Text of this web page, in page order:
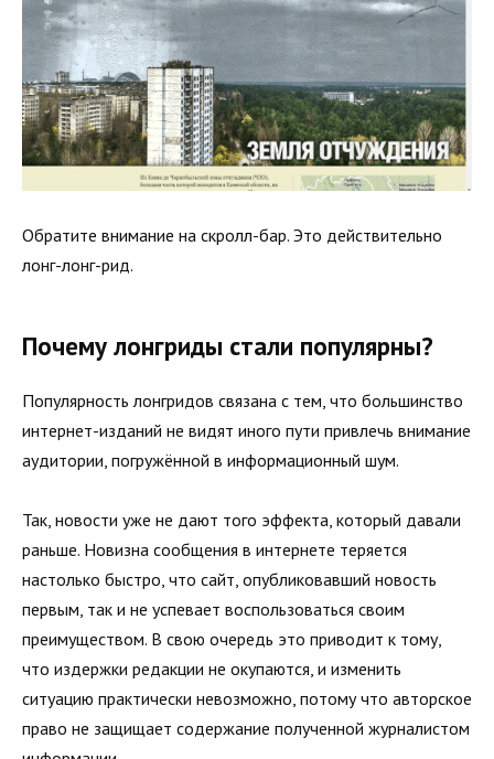
Обратите внимание на скролл-бар. Это действительно
лонг-лонг-рид.
Почему лонгриды стали популярны?
Популярность лонгридов связана с тем, что большинство
интернет-изданий не видят иного пути привлечь внимание
аудитории, погружённой в информационный шум.
Так, новости уже не дают того эффекта, который давали
раньше. Новизна сообщения в интернете теряется
настолько быстро, что сайт, опубликовавший новость
первым, так и не успевает воспользоваться своим
преимуществом. В свою очередь это приводит к тому,
что издержки редакции не окупаются, и изменить
ситуацию практически невозможно, потому что авторское
право не защищает содержание полученной журналистом